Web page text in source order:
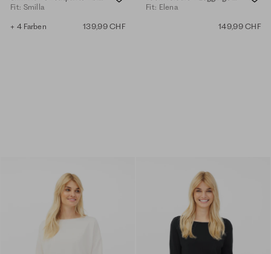
Fit: Smilla
+ 4 Farben 139,99 CHF
Fit: Elena
149,99 CHF